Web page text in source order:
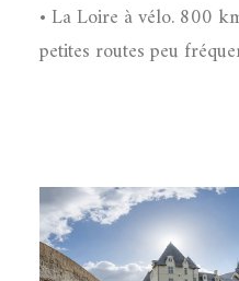
• La Loire à vélo. 800
petites routes peu